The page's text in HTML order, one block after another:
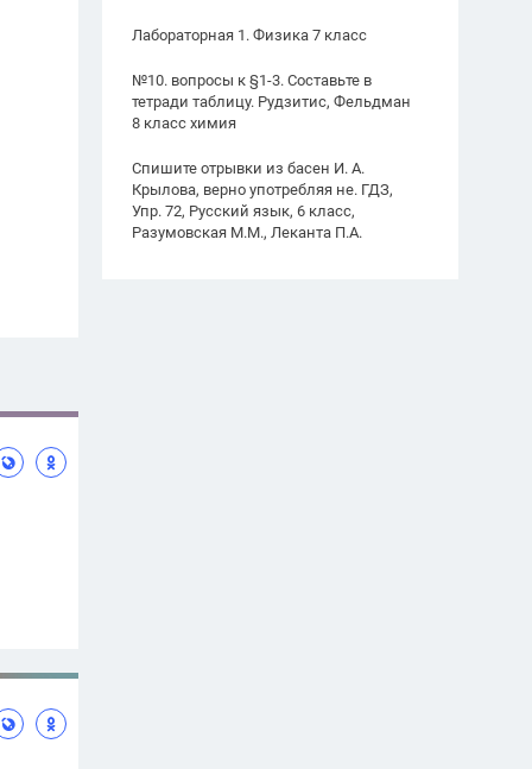
Лабораторная 1. Физика 7 класс
№10. вопросы к §1-3. Составьте в
тетради таблицу. Рудзитис, Фельдман
8 класс химия
Спишите отрывки из басен И. А.
Крылова, верно употребляя не. ГДЗ,
Упр. 72, Русский язык, 6 класс,
Разумовская М.М., Леканта П.А.